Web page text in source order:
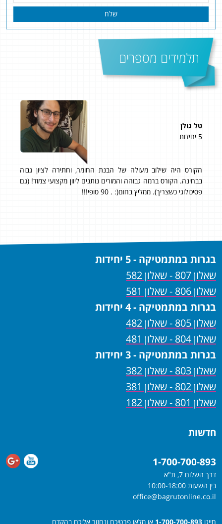
שלח
תלמידים מספרים
טל גולן
5 יחידות
הקורס היה שילוב מעולה של הבנת החומר, וחתירה לציון גבוה
בבחינה. הקורס ברמה גבוהה והמורים נותנים ליוון מקצועי צמוד! (גם
פסיכולוגי כשצריך). ממליץ בחום(: . 90 סופי!!!
בגרות במתמטיקה - 5 יחידות
שאלון 807 - שאלון 582
שאלון 806 - שאלון 581
בגרות במתמטיקה - 4 יחידות
שאלון 805 - שאלון 482
שאלון 804 - שאלון 481
בגרות במתמטיקה - 3 יחידות
שאלון 803 - שאלון 382
שאלון 802 - שאלון 381
שאלון 801 - שאלון 182
חדשות
1-700-700-893
דרך השלום 7, ת"א
בין השעות 10:00-18:00
office@bagrutonline.co.il
חייגו 1-700-700-893 או מלאו פרטיכם ונחזור אליכם בהקדם